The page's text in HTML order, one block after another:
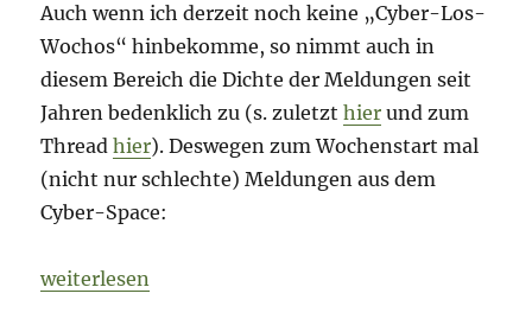
Auch wenn ich derzeit noch keine „Cyber-Los-
Wochos“ hinbekomme, so nimmt auch in
diesem Bereich die Dichte der Meldungen seit
Jahren bedenklich zu (s. zuletzthier und zum
Threadhier). Deswegen zum Wochenstart mal
(nicht nur schlechte) Meldungen aus dem
Cyber-Space:
„Morning Briefing – 28. Juni 2021 – Cyber –
weiterlesen